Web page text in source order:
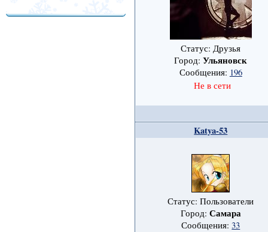
Статус: Друзья
Город:Ульяновск
Сообщения: 196
Не в сети
Katya-53
Статус: Пользователи
Город: Самара
Сообщения:33